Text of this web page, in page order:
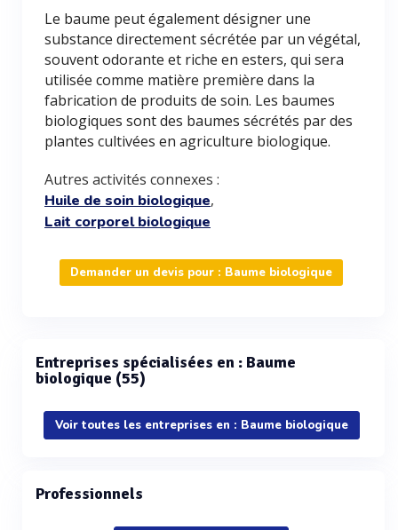
Le baume peut également désigner une
substance directement sécrétée par un végétal,
souvent odorante et riche en esters, qui sera
utilisée comme matière première dans la
fabrication de produits de soin. Les baumes
biologiques sont des baumes sécrétés par des
plantes cultivées en agriculture biologique.
Autres activités connexes :
Huile de soin biologique,
Lait corporel biologique
Demander un devis pour : Baume biologique
Entreprises spécialisées en : Baume
biologique (55)
Voir toutes les entreprises en : Baume biologique
Professionnels